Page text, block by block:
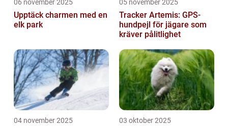
06 november 2025
Upptäck charmen med en
elk park
05 november 2025
Tracker Artemis: GPS-
hundpejl för jägare som
kräver pålitlighet
04 november 2025 03 oktober 2025